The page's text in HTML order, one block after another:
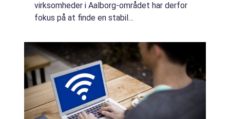
virksomheder i Aalborg-området har derfor
fokus på at finde en stabil
både de små daglige problemer og de store
strategiske v...